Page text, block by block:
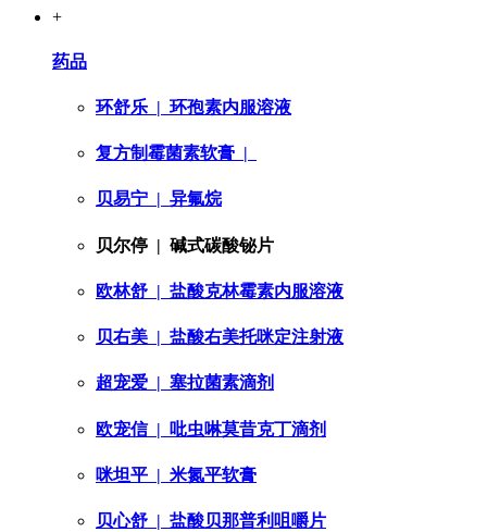
+
药品
环舒乐 | 环孢素内服溶液
复方制霉菌素软膏 |
贝易宁 | 异氟烷
贝尔停 | 碱式碳酸铋片
欧林舒 | 盐酸克林霉素内服溶液
贝右美 | 盐酸右美托咪定注射液
超宠爱 | 塞拉菌素滴剂
欧宠信| 吡虫啉莫昔克丁滴剂
咪坦平 | 米氮平软膏
贝心舒 | 盐酸贝那普利咀嚼片